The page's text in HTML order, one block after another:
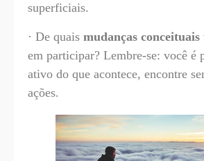
superficiais.
· De quais mudanças conceituais
em participar? Lembre-se: você é
ativo do que acontece, encontre
ações.